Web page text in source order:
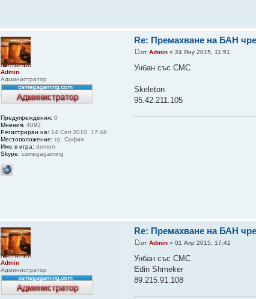
Re: Премахване на БАН
отAdmin » 24 Яну 2015, 11:51
Унбан със СМС
Skeleton
95.42.211.105
Admin
Администратор
Предупреждения: 0
Мнения: 4093
Регистриран на: 14 Сеп 2010, 17:48
Местоположение: гр. София
Име в игра: demon
Skype: csmegagaming
Re: Премахване на БАН
отAdmin » 01 Апр 2015, 17:42
Унбан със СМС
Edin Shmeker
89.215.91.108
Admin
Администратор